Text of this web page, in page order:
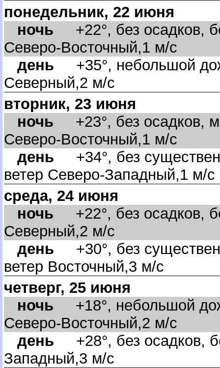
понедельник, 22 июня
ночь +22°, без осадков,
Северо-Восточный,1 м/с
день +35°, небольшой
Северный,2 м/с
торник, 23 июня
ночь +23°, без осадков,
Северо-Восточный,1 м/с
день +34°, без
етер Северо-Западный,1 м/с
среда, 24 июня
ночь +22°, без осадков,
Северный,2 м/с
день +30°, без
етер Восточный,3 м/с
четверг, 25 июня
ночь +18°, небольшой
Северо-Восточный,2 м/с
день +28°, без осадков,
Западный,3 м/с